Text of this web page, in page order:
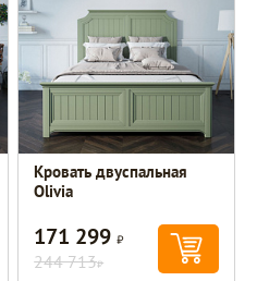
Кровать двуспальная
Olivia
171 299Р
244 713Р